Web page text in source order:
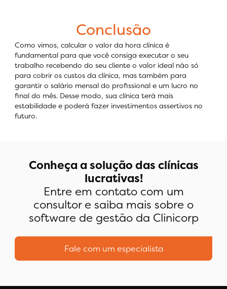
Conclusão
Como vimos, calcular o valor da hora clínica é
fundamental para que você consiga executar o seu
trabalho recebendo do seu cliente o valor ideal não só
para cobrir os custos da clínica, mas também para
garantir o salário mensal do profissional e um lucro no
final do mês. Desse modo, sua clínica terá mais
estabilidade e poderá fazer investimentos assertivos no
futuro.
Conheça a solução das clínicas
lucrativas!
Entre em contato com um
consultor e saiba mais sobre o
software de gestão da Clinicorp
Fale com um especialista